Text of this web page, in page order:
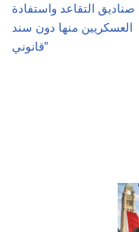
صناديق التقاعد واستفادة
العسكريين منها دون سند
قانوني”